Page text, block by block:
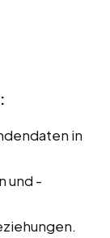
in
und -